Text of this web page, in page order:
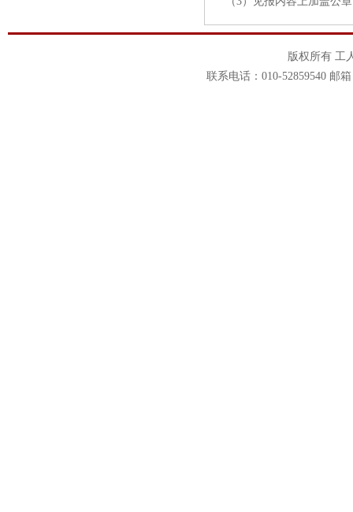
版权所有 工
联系电话：010-52859540 邮